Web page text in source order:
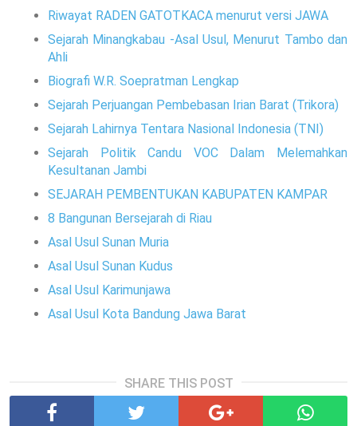
Riwayat RADEN GATOTKACA menurut versi JAWA
Sejarah Minangkabau -Asal Usul, Menurut Tambo dan
Ahli
Biografi W.R. Soepratman Lengkap
Sejarah Perjuangan Pembebasan Irian Barat (Trikora)
Sejarah Lahirnya Tentara Nasional Indonesia (TNI)
Sejarah Politik Candu VOC Dalam Melemahkan
Kesultanan Jambi
SEJARAH PEMBENTUKAN KABUPATEN KAMPAR
8 Bangunan Bersejarah di Riau
Asal Usul Sunan Muria
Asal Usul Sunan Kudus
Asal Usul Karimunjawa
Asal Usul Kota Bandung Jawa Barat
SHARE THIS POST